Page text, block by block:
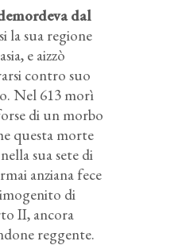
dal
la sua regione
e aizzò
contro suo
Nel 613 morì
di un morbo
questa morte
sua sete di
anziana fece
di
II, ancora
reggente.